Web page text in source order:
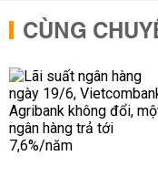
CÙNG